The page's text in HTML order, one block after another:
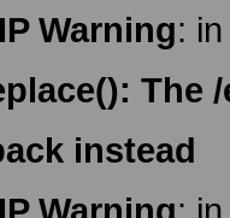
Warning:
The
instead